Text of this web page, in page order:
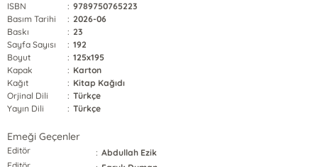
ISBN : 9789750765223
Basım Tarihi
: 2026-06
Baskı
: 23
Sayfa Sayısı
: 192
Boyut
: 125x195
Kapak
: Karton
Kağıt
: Kitap Kağıdı
Orjinal Dili
: Türkçe
Yayın Dili
: Türkçe
Emeği Geçenler
Editör : Abdullah Ezik